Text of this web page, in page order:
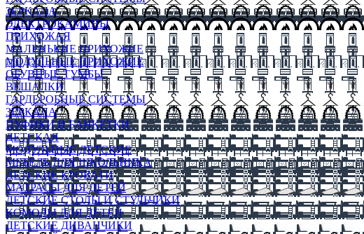
ЗЕРКАЛА
ЭЛЕКТРОКАМИНЫ
ПРИХОЖАЯ
МАЛЕНЬКИЕ ПРИХОЖИЕ
МОДУЛЬНЫЕ ПРИХОЖИЕ
ОБУВНЫЕ ТУМБЫ
ВЕШАЛКИ
ГАРДЕРОБНЫЕ СИСТЕМЫ
ЗЕРКАЛА
ПУФИКИ И БАНКЕТКИ
ДЕТСКАЯ
МОДУЛЬНЫЕ ДЕТСКИЕ
МЕБЕЛЬ ДЛЯ ШКОЛЬНИКА
ДЕТСКИЕ КРОВАТИ
МАТРАСЫ ДЛЯ ДЕТЕЙ
ДЕТСКИЕ СТОЛЫ И СТУЛЬЧИКИ
КОМОДЫ ДЛЯ ДЕТЕЙ
ДЕТСКИЕ ДИВАНЧИКИ